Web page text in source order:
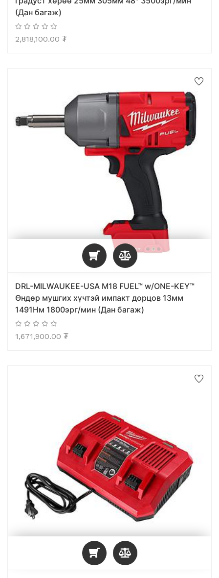
(Дан багаж)
2,818,100.00 ₮
DRL-MILWAUKEE-USA M18 FUEL™ w/ONE-KEY™
Өндөр мушгих хүчтэй импакт дорцов 13мм
1491Нм 1800эрг/мин (Дан багаж)
1,671,900.00 ₮